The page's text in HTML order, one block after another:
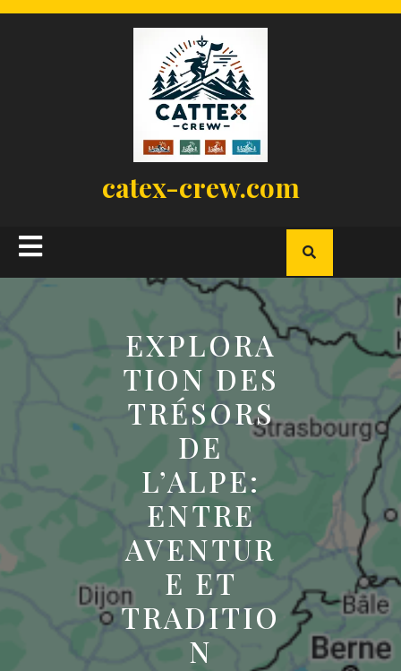
catex-crew.com
Open
Button
EXPLORA
TION DES
TRÉSORS
DE
L’ALPE:
ENTRE
AVENTUR
E ET
TRADITIO
N